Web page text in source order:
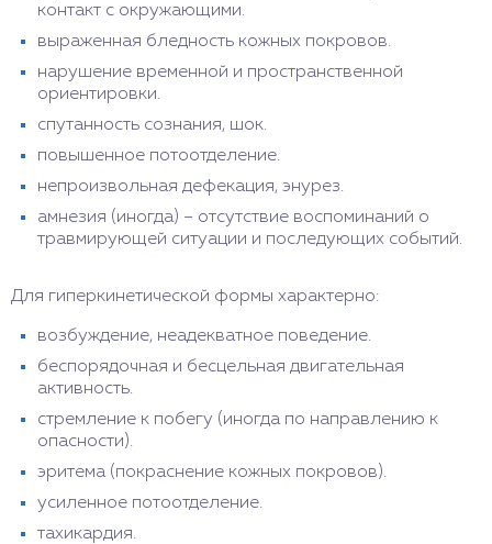
контакт с окружающими.
выраженная бледность кожных покровов.
нарушение временной и пространственной
ориентировки.
спутанность сознания, шок.
повышенное потоотделение.
непроизвольная дефекация, энурез.
амнезия (иногда) – отсутствие воспоминаний о
травмирующей ситуации и последующих событий.
Для гиперкинетической формы характерно:
возбуждение, неадекватное поведение.
беспорядочная и бесцельная двигательная
активность.
стремление к побегу (иногда по направлению к
опасности).
эритема (покраснение кожных покровов).
усиленное потоотделение.
тахикардия.